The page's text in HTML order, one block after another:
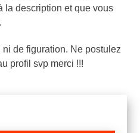
la description et que vous
de figuration. Ne postulez
profil svp merci !!!